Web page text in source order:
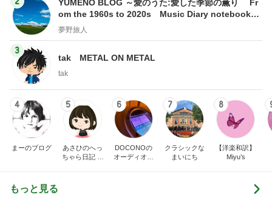
YUMENO BLOG ～愛のうた:愛した季節の薫り Fr
om the 1960s to 2020s Music Diary notebook～
夢野旅人
夢野旅人
3
tak METAL ON METAL
tak
4
まーのブログ
5
あさひのへっ
ちゃら日記 氷
6
DOCONOの
オーディオ礼
7
クラシックな
まいにち
8
【洋楽和訳】
Miyu’s
もっと見る